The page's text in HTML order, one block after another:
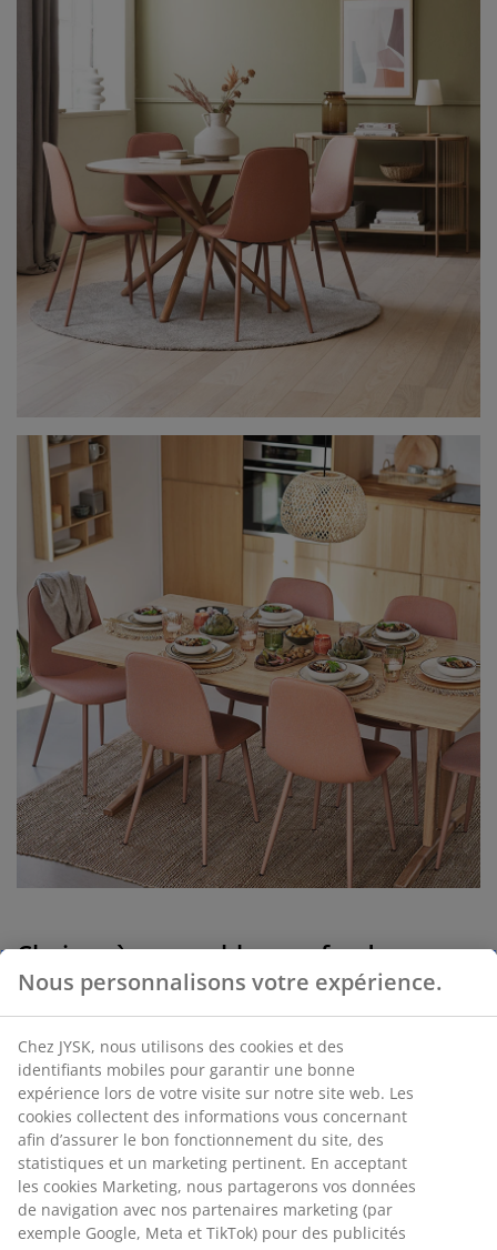
Chaises à coque, bleu profond aux
formes douces et organiques
chaise de salle à manger EJSTRUP en bleu montrent à
quel point les nuances de bleu plus foncées s'intègrent
parfaitement dans de nombreux foyers.
Les deux chaises à coque apportent de belles nuances
de bleu qui se marient très bien avec des décors à la
fois sobres et lumineux.
Les chaises de couleur bleue sont également
d'excellents atouts pour les décors plus dynamiques
Nous personnalisons votre expérience.
Chez JYSK, nous utilisons des cookies et des
identifiants mobiles pour garantir une bonne
expérience lors de votre visite sur notre site web. Les
cookies collectent des informations vous concernant
afin d’assurer le bon fonctionnement du site, des
statistiques et un marketing pertinent. En acceptant
les cookies Marketing, nous partagerons vos données
de navigation avec nos partenaires marketing (par
exemple Google, Meta et TikTok) pour des publicités